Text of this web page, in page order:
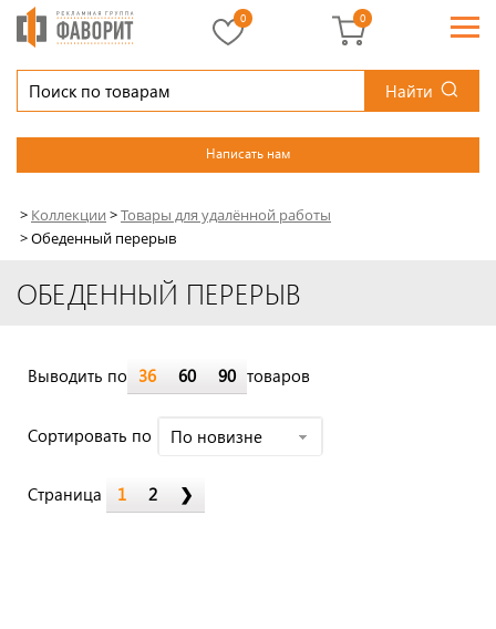
Найти
Написать нам
0 0
> Коллекции >Товары для удалённой работы
>Обеденный перерыв
ОБЕДЕННЫЙ ПЕРЕРЫВ
Выводить по 36 60 90 товаров
Cортировать по По новизне
Страница 1 2 ❯